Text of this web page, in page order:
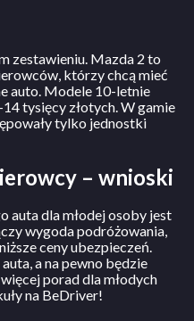
zestawieniu. Mazda 2 to
którzy chcą mieć
auto. Modele 10-letnie
tysięcy złotych. W gamie
tylko jednostki
– wnioski
auta dla młodej osoby jest
wygoda podróżowania,
ceny ubezpieczeń.
a na pewno będzie
porad dla młodych
na BeDriver!